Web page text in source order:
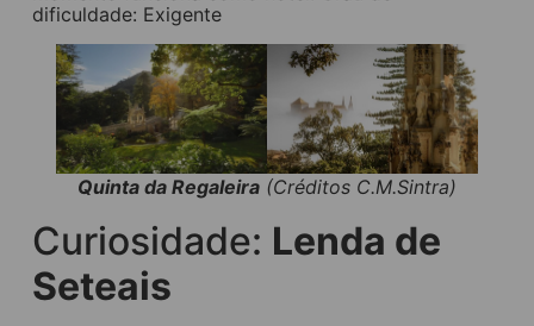
dificuldade: Exigente
Quinta da Regaleira (Créditos C.M.Sintra)
Curiosidade: Lenda de
Seteais